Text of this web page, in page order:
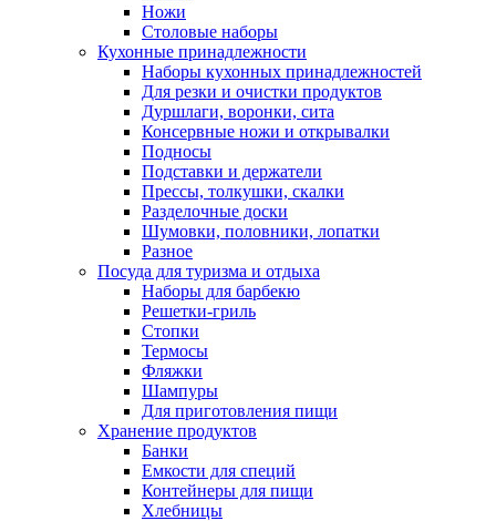
Ножи
Столовые наборы
Кухонные принадлежности
Наборы кухонных принадлежностей
Для резки и очистки продуктов
Дуршлаги, воронки, сита
Консервные ножи и открывалки
Подносы
Подставки и держатели
Прессы, толкушки, скалки
Разделочные доски
Шумовки, половники, лопатки
Разное
Посуда для туризма и отдыха
Наборы для барбекю
Решетки-гриль
Стопки
Термосы
Фляжки
Шампуры
Для приготовления пищи
Хранение продуктов
Банки
Емкости для специй
Контейнеры для пищи
Хлебницы